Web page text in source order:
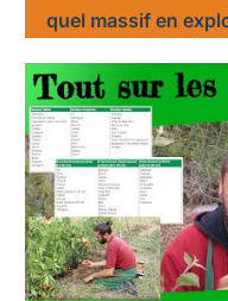
quel massif en